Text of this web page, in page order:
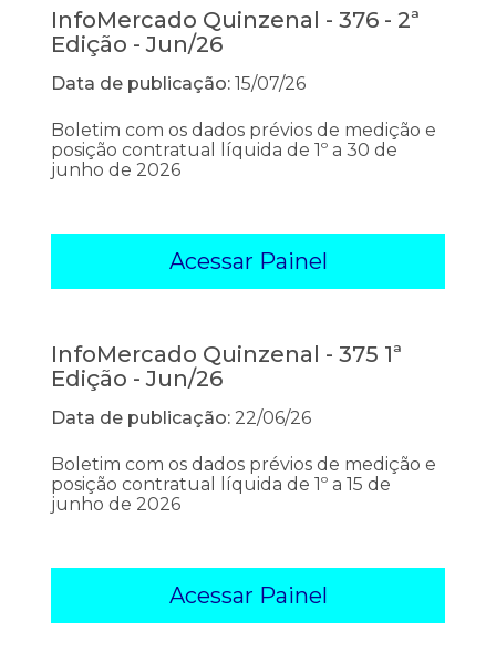
InfoMercado Quinzenal - 376 - 2ª
Edição - Jun/26
Data de publicação: 15/07/26
Boletim com os dados prévios de medição e
posição contratual líquida de 1º a 30 de
junho de 2026
Acessar Painel
InfoMercado Quinzenal - 375 1ª
Edição - Jun/26
Data de publicação: 22/06/26
Boletim com os dados prévios de medição e
posição contratual líquida de 1º a 15 de
junho de 2026
Acessar Painel